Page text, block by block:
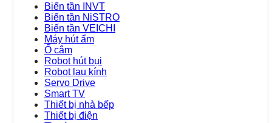
Biến tần INVT
Biến tần NiSTRO
Biến tần VEICHI
Máy hút ẩm
Ổ cắm
Robot hút bụi
Robot lau kính
Servo Drive
Smart TV
Thiết bị nhà bếp
Thiết bị điện